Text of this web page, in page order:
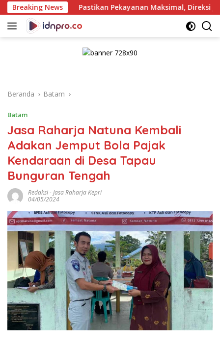
Langsung
ke
konten
Breaking News
Pastikan Pekayanan Maksimal, Direksi Jasa Raharja
Beranda Batam
Batam
Jasa Raharja Natuna Kembali
Adakan Jemput Bola Pajak
Kendaraan di Desa Tapau
Bunguran Tengah
Redaksi-Jasa Raharja Kepri
04/05/2024